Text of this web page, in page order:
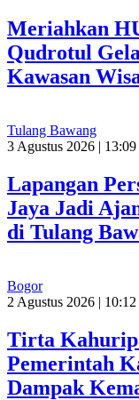
Meriahkan
Qudrotul
Kawasan
Tulang Bawang
3 Agustus 2026 | 13:09
Lapangan
Jaya Jadi
di Tulang
Bogor
2 Agustus 2026 | 10:12
Tirta
Pemerintah
Dampak